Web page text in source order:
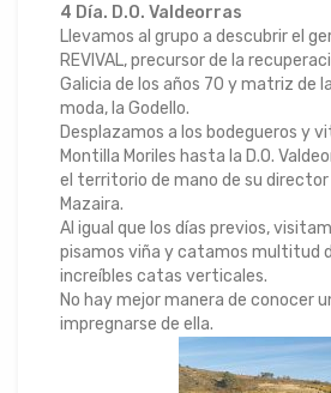
4 Día. D.O. Valdeorras
Llevamos al grupo a descubrir el
REVIVAL, precursor de la
Galicia de los años 70 y matriz de
moda, la Godello.
Desplazamos a los bodegueros y
Montilla Moriles hasta la D.O.
el territorio de mano de su
Mazaira.
Al igual que los días previos,
pisamos viña y catamos multitud
increíbles catas verticales.
No hay mejor manera de conocer
impregnarse de ella.